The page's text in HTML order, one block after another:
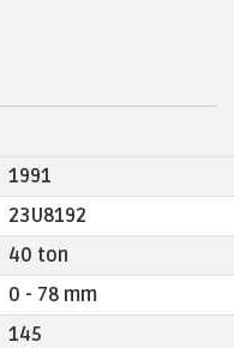
1991
23U8192
40 ton
0 - 78 mm
145